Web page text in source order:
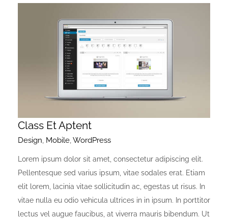
Class Et Aptent
Design, Mobile,WordPress
Lorem ipsum dolor sit amet, consectetur adipiscing elit.
Pellentesque sed varius ipsum, vitae sodales erat. Etiam
elit lorem, lacinia vitae sollicitudin ac, egestas ut risus. In
vitae nulla eu odio vehicula ultrices in in ipsum. In porttitor
lectus vel augue faucibus, at viverra mauris bibendum. Ut